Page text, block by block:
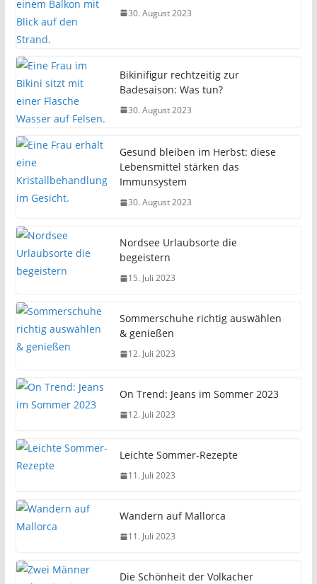
30. August 2023
Bikinifigur rechtzeitig zur
Badesaison: Was tun?
30. August 2023
Gesund bleiben im Herbst: diese
Lebensmittel stärken das
Immunsystem
30. August 2023
Nordsee Urlaubsorte die
begeistern
15. Juli 2023
Sommerschuhe richtig auswählen
& genießen
12. Juli 2023
On Trend: Jeans im Sommer 2023
12. Juli 2023
Leichte Sommer-Rezepte
11. Juli 2023
Wandern auf Mallorca
11. Juli 2023
Die Schönheit der Volkacher